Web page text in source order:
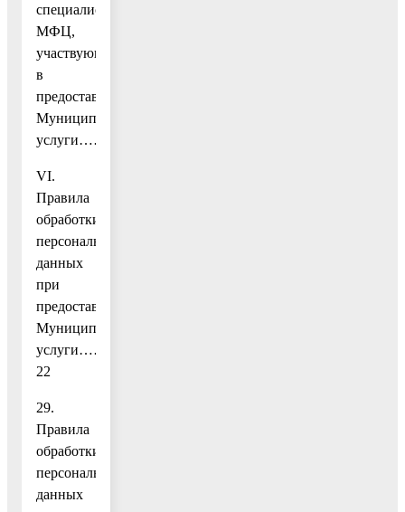
специалистов
МФЦ,
участвующих
в
предоставлении
Муниципальной
услуги……………………..18
VI.
Правила
обработки
персональных
данных
при
предоставлении
Муниципальной
услуги………
22
29.
Правила
обработки
персональных
данных